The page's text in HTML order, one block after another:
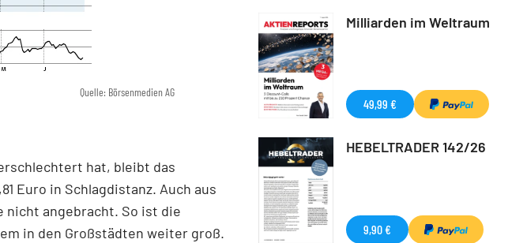
Quelle: Börsenmedien AG
hat, bleibt das
Euro in Schlagdistanz. Auch aus
nicht angebracht. So ist die
in den Großstädten weiter groß.
Milliarden im Weltraum
49,99 €
HEBELTRADER 142/26
9,90 €